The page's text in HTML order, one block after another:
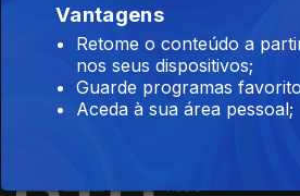
Disponível para iOS, Android,
CarPlay
Vantagens
Retome o conteúdo a
nos seus dispositivos;
Guarde programas
Aceda à sua área pessoal;